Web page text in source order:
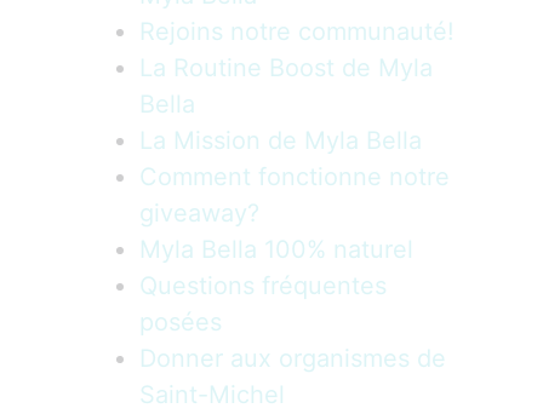
Rejoins notre communauté!
La Routine Boost de Myla
Bella
La Mission de Myla Bella
Comment fonctionne notre
giveaway?
Myla Bella 100% naturel
Questions fréquentes
posées
Donner aux organismes de
Saint-Michel